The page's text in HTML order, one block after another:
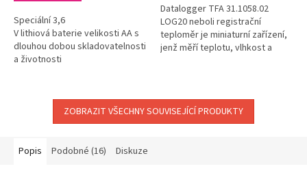
Speciální 3,6
V lithiová baterie velikosti AA s
dlouhou dobou skladovatelnosti
a životnosti
Datalogger TFA 31.1058.02
LOG20 neboli registrační
teploměr je miniaturní zařízení,
jenž měří teplotu, vlhkost a
ZOBRAZIT VŠECHNY SOUVISEJÍCÍ PRODUKTY
Popis Podobné (16) Diskuze